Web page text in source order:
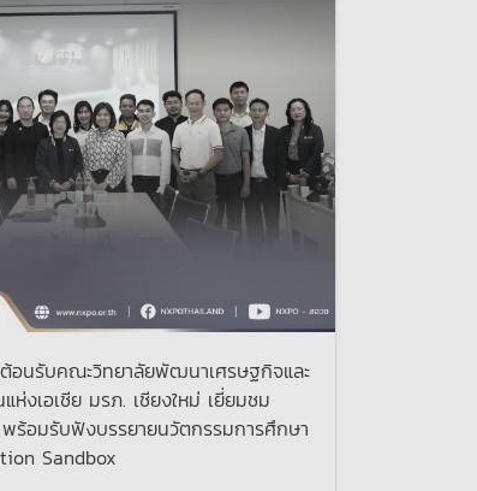
อนรับคณะวิทยาลัยพัฒนาเศรษฐกิจและ
ห่งเอเชีย มรภ. เชียงใหม่ เยี่ยมชม
ร้อมรับฟังบรรยายนวัตกรรมการศึกษา
Sandbox